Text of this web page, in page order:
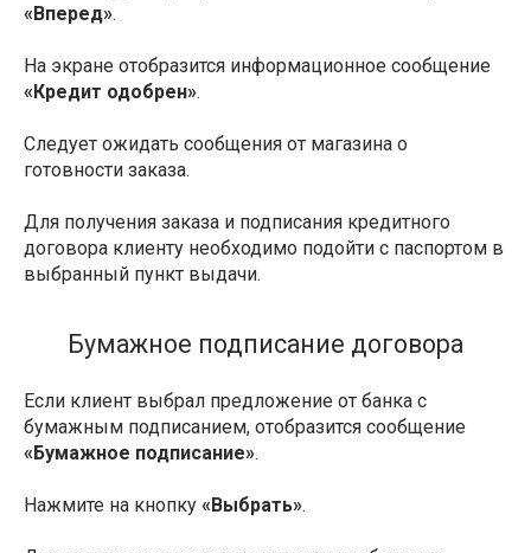
«Вперед».
На экране отобразится информационное сообщение
«Кредит одобрен».
Следует ожидать сообщения от магазина о
готовности заказа.
Для получения заказа и подписания кредитного
договора клиенту необходимо подойти с паспортом в
выбранный пункт выдачи.
Бумажное подписание договора
Если клиент выбрал предложение от банка с
бумажным подписанием, отобразится сообщение
«Бумажное подписание».
Нажмите на кнопку «Выбрать».